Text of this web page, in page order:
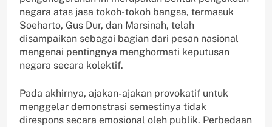
negara atas jasa tokoh-tokoh bangsa, termasuk
Soeharto, Gus Dur, dan Marsinah, telah
disampaikan sebagai bagian dari pesan nasional
mengenai pentingnya menghormati keputusan
negara secara kolektif.
Pada akhirnya, ajakan-ajakan provokatif untuk
menggelar demonstrasi semestinya tidak
direspons secara emosional oleh publik. Perbedaan